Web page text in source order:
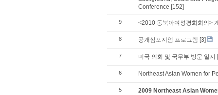
Conference [152]
9 <2010 동북아여성평화회의>
8 공개심포지엄 프로그램 [3]
7 미국 의회 및 국무부 방문 일지
6 Northeast Asian Women for
5 2009 Northeast Asian